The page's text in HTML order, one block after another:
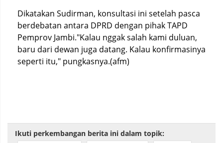
Dikatakan Sudirman, konsultasi ini setelah pasca
berdebatan antara DPRD dengan pihak TAPD
Pemprov Jambi."Kalau nggak salah kami duluan,
baru dari dewan juga datang. Kalau konfirmasinya
seperti itu," pungkasnya.(afm)
Ikuti perkembangan berita ini dalam topik: